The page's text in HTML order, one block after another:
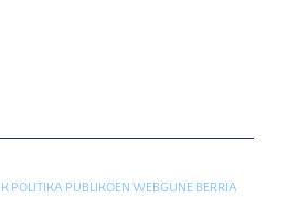
POLITIKA PUBLIKOEN WEBGUNE BERRIA